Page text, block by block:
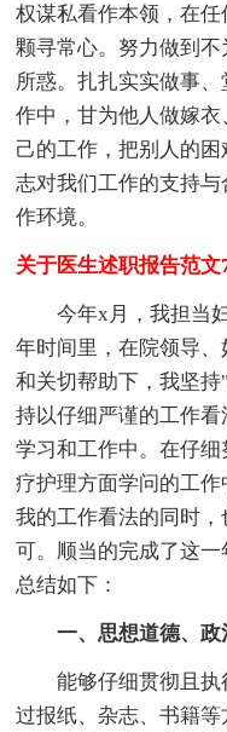
权谋私看作本领，在
颗寻常心。努力做到
所惑。扎扎实实做事
作中，甘为他人做嫁
己的工作，把别人的
志对我们工作的支持
作环境。
关于医生述职报告范文
今年x月，我担当妇
年时间里，在院领导
和关切帮助下，我坚
持以仔细严谨的工作
学习和工作中。在仔
疗护理方面学问的工
我的工作看法的同时
可。顺当的完成了这
总结如下：
一、思想道德、政
能够仔细贯彻且执
过报纸、杂志、书籍